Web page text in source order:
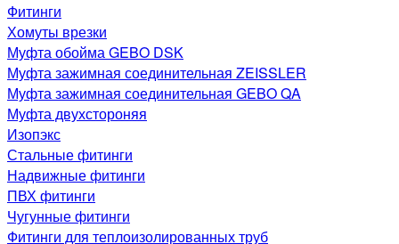
Фитинги
Хомуты врезки
Муфта обойма GEBO DSK
Муфта зажимная соединительная ZEISSLER
Муфта зажимная соединительная GEBO QA
Муфта двухстороняя
Изопэкс
Стальные фитинги
Надвижные фитинги
ПВХ фитинги
Чугунные фитинги
Фитинги для теплоизолированных труб